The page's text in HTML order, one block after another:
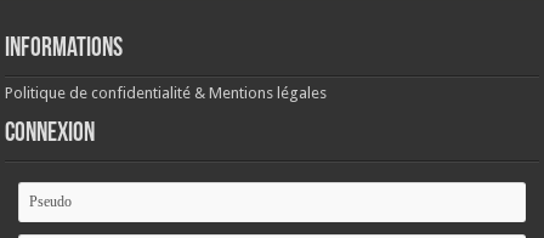
Informations
Politique de confidentialité & Mentions légales
Connexion